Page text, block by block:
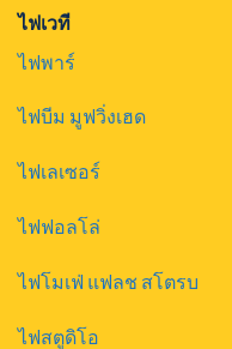
ไฟเวที
ไฟพาร์
ไฟบีม มูฟวิ่งเฮด
ไฟเลเซอร์
ไฟฟอลโล่
ไฟโมเฟ่ แฟลช สโตรบ
ไฟสตูดิโอ